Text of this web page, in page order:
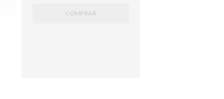
COMPRAR